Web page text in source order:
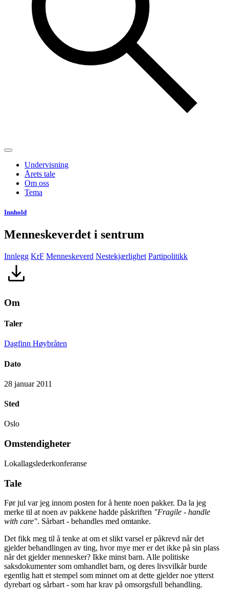
Undervisning
Årets tale
Om oss
Tema
Innhold
Menneskeverdet i sentrum
Innlegg KrF Menneskeverd Nestekjærlighet Partipolitikk
Om
Taler
Dagfinn Høybråten
Dato
28 januar 2011
Sted
Oslo
Omstendigheter
Lokallagslederkonferanse
Tale
Før jul var jeg innom posten for å hente noen pakker. Da la jeg
merke til at noen av pakkene hadde påskriften "Fragile - handle
with care". Sårbart - behandles med omtanke.
Det fikk meg til å tenke at om et slikt varsel er påkrevd når det
gjelder behandlingen av ting, hvor mye mer er det ikke på sin plass
når det gjelder mennesker? Ikke minst barn. Alle politiske
saksdokumenter som omhandlet barn, og deres livsvilkår burde
egentlig hatt et stempel som minnet om at dette gjelder noe ytterst
dyrebart og sårbart - som har krav på omsorgsfull behandling.